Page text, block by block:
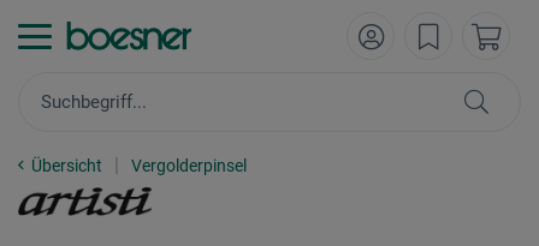
Übersicht Vergolderpinsel